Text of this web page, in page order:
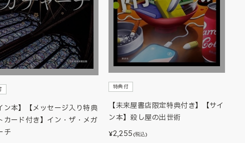
ン本】【メッセージ入り特典
カード付き】イン・ザ・メガ
チ
特典付
【未来屋書店限定特典付き】【サイ
ン本】殺し屋の出世術
¥2,255 (税込)